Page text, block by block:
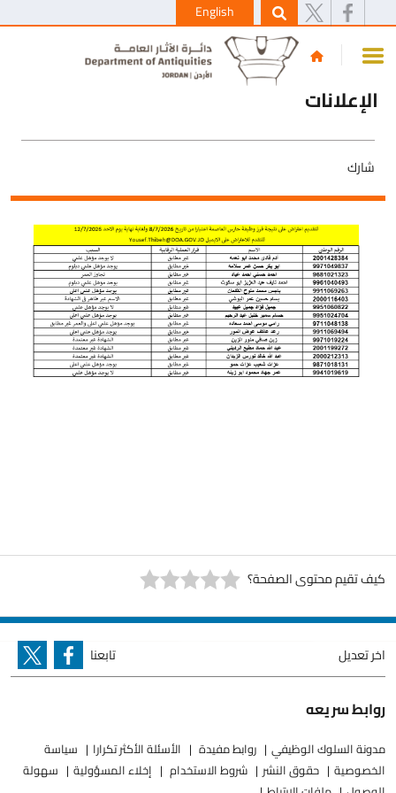
English
الإعلانات
شارك
كيف تقيم محتوى الصفحة؟
اخر تعديل تابعنا
روابط سريعه
مدونة السلوك الوظيفي روابط مفيدة الأسئلة الأكثر تكرارا
سياسة
الخصوصية
حقوق النشر شروط الاستخدام إخلاء المسؤولية
سهولة